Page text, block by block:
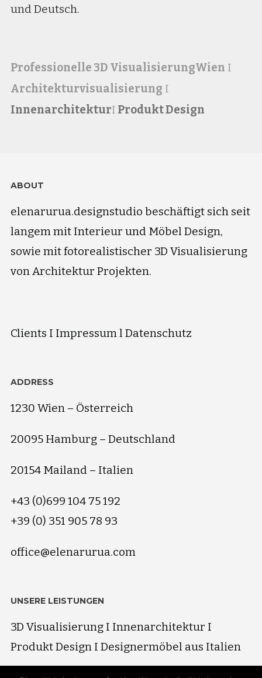
und Deutsch.
Professionelle 3D VisualisierungWien I
Architekturvisualisierung I
InnenarchitekturI Produkt Design
ABOUT
elenarurua.designstudio beschäftigt sich seit
langem mit Interieur und Möbel Design,
sowie mit fotorealistischer 3D Visualisierung
von Architektur Projekten.
Clients I Impressuml Datenschutz
ADDRESS
1230 Wien – Österreich
20095 Hamburg – Deutschland
20154 Mailand – Italien
+43 (0)699 104 75 192
+39 (0) 351 905 78 93
office@elenarurua.com
UNSERE LEISTUNGEN
3D Visualisierung I Innenarchitektur I
Produkt Design I Designermöbel aus Italien